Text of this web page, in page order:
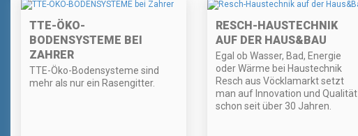
TTE-ÖKO-
BODENSYSTEME BEI
ZAHRER
TTE-Öko-Bodensysteme sind
mehr als nur ein Rasengitter.
RESCH-HAUSTECHNIK
AUF DER HAUS&BAU
Egal ob Wasser, Bad, Energie
oder Wärme bei Haustechnik
Resch aus Vöcklamarkt setzt
man auf Innovation und Qualität
schon seit über 30 Jahren.